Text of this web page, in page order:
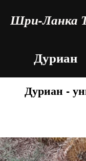
Шри-Ланка
Дуриан
Дуриан -